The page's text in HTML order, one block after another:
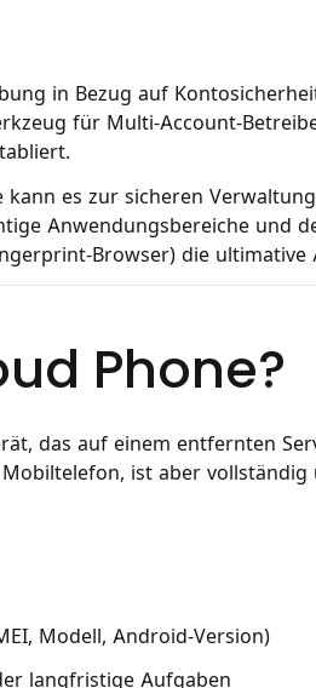
in Bezug auf
für Multi-Account-
kann es zur sicheren
Anwendungsbereiche und
Browser) die ultimative
Phone?
das auf einem entfernten
ist aber
Modell, Android-Version)
langfristige Aufgaben